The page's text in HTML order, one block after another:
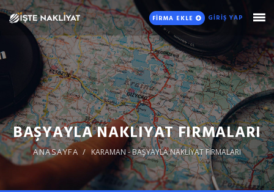
FİRMA EKLE GİRİŞ YAP
BAŞYAYLA NAKLIYAT FIRMALARI
ANASAYFA KARAMAN - BAŞYAYLA NAKLİYAT FİRMALARI